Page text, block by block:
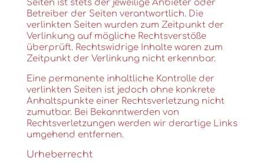
Seiten ist stets der jeweilige Anbieter oder
Betreiber der Seiten verantwortlich. Die
verlinkten Seiten wurden zum Zeitpunkt der
Verlinkung auf mögliche Rechtsverstöße
überprüft. Rechtswidrige Inhalte waren zum
Zeitpunkt der Verlinkung nicht erkennbar.
Eine permanente inhaltliche Kontrolle der
verlinkten Seiten ist jedoch ohne konkrete
Anhaltspunkte einer Rechtsverletzung nicht
zumutbar. Bei Bekanntwerden von
Rechtsverletzungen werden wir derartige Links
umgehend entfernen.
Urheberrecht